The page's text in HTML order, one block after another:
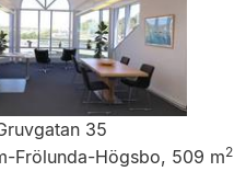
35
Frölunda-Högsbo, 509 m2